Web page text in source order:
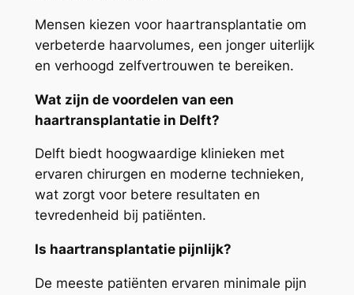
Mensen kiezen voor haartransplantatie om
verbeterde haarvolumes, een jonger uiterlijk
en verhoogd zelfvertrouwen te bereiken.
Wat zijn de voordelen van een
haartransplantatie in Delft?
Delft biedt hoogwaardige klinieken met
ervaren chirurgen en moderne technieken,
wat zorgt voor betere resultaten en
tevredenheid bij patiënten.
Is haartransplantatie pijnlijk?
De meeste patiënten ervaren minimale pijn